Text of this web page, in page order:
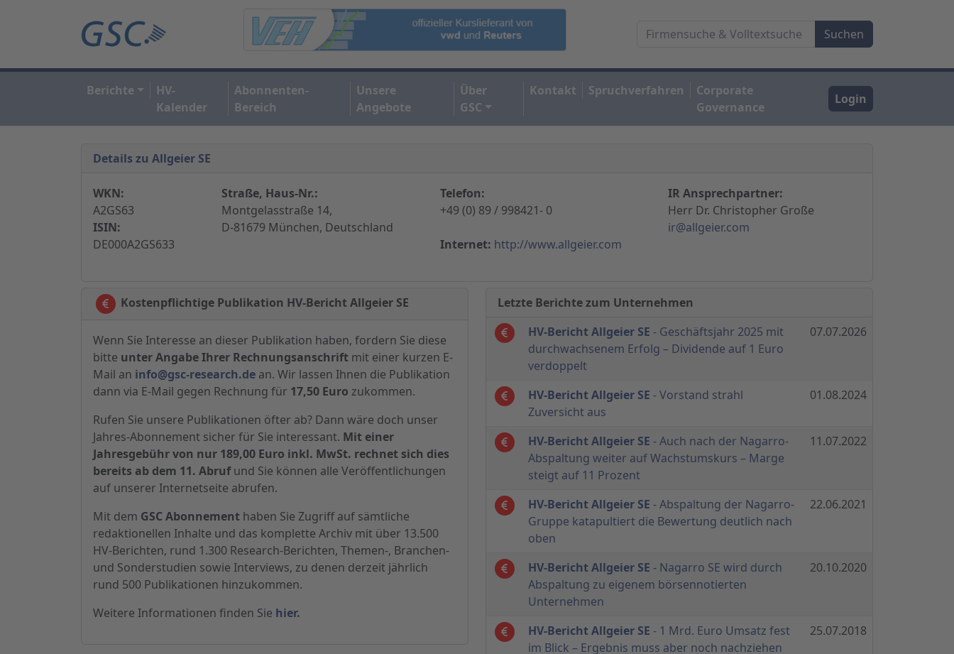
Berichte
HV-
Kalender
Abonnenten-
Bereich
Unsere
Angebote
Über
GSC
Kontakt Spruchverfahren
Corporate
Governance
Login
Details zu Allgeier SE
WKN:
A2GS63
ISIN:
DE000A2GS633
Straße, Haus-Nr.:
Montgelasstraße 14,
D-81679 München, Deutschland
Telefon:
+49 (0) 89 / 998421- 0
Internet: http://www.allgeier.com
IR Ansprechpartner:
Herr Dr. Christopher Große
ir@allgeier.com
Kostenpflichtige Publikation HV-Bericht Allgeier SE
Wenn Sie Interesse an dieser Publikation haben, fordern Sie diese
bitte unter Angabe Ihrer Rechnungsanschrift mit einer kurzen E-
Mail an info@gsc-research.de an. Wir lassen Ihnen die Publikation
dann via E-Mail gegen Rechnung für 17,50 Euro zukommen.
Rufen Sie unsere Publikationen öfter ab? Dann wäre doch unser
Jahres-Abonnement sicher für Sie interessant. Mit einer
Jahresgebühr von nur 189,00 Euro inkl. MwSt. rechnet sich dies
bereits ab dem 11. Abrufund Sie können alle Veröffentlichungen
auf unserer Internetseite abrufen.
Mit dem GSC Abonnement haben Sie Zugriff auf sämtliche
redaktionellen Inhalte und das komplette Archiv mit über 13.500
HV-Berichten, rund 1.300 Research-Berichten, Themen-, Branchen-
und Sonderstudien sowie Interviews, zu denen derzeit jährlich
rund 500 Publikationen hinzukommen.
Weitere Informationen finden Sie hier.
Letzte Berichte zum Unternehmen
HV-Bericht Allgeier SE - Geschäftsjahr 2025 mit
durchwachsenem Erfolg – Dividende auf 1 Euro
verdoppelt
07.07.2026
HV-Bericht Allgeier SE - Vorstand strahl
Zuversicht aus
01.08.2024
HV-Bericht Allgeier SE - Auch nach der Nagarro-
Abspaltung weiter auf Wachstumskurs – Marge
steigt auf 11 Prozent
11.07.2022
HV-Bericht Allgeier SE - Abspaltung der Nagarro-
Gruppe katapultiert die Bewertung deutlich nach
oben
22.06.2021
HV-Bericht Allgeier SE - Nagarro SE wird durch
Abspaltung zu eigenem börsennotierten
Unternehmen
20.10.2020
HV-Bericht Allgeier SE - 1 Mrd. Euro Umsatz fest
im Blick – Ergebnis muss aber noch nachziehen
25.07.2018